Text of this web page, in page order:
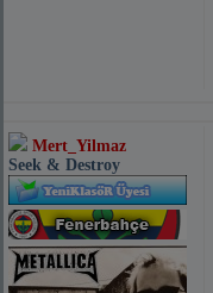
Mert_Yilmaz
Seek & Destroy